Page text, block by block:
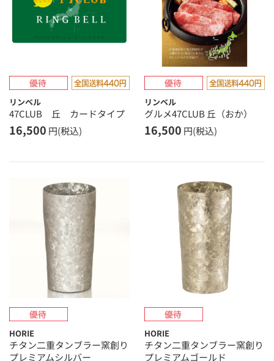
リンベル
47CLUB 丘 カードタイプ
16,500 円(税込)
リンベル
グルメ47CLUB 丘（おか）
16,500 円(税込)
HORIE
チタン二重タンブラー窯創り
プレミアムシルバー
HORIE
チタン二重タンブラー窯創り
プレミアムゴールド